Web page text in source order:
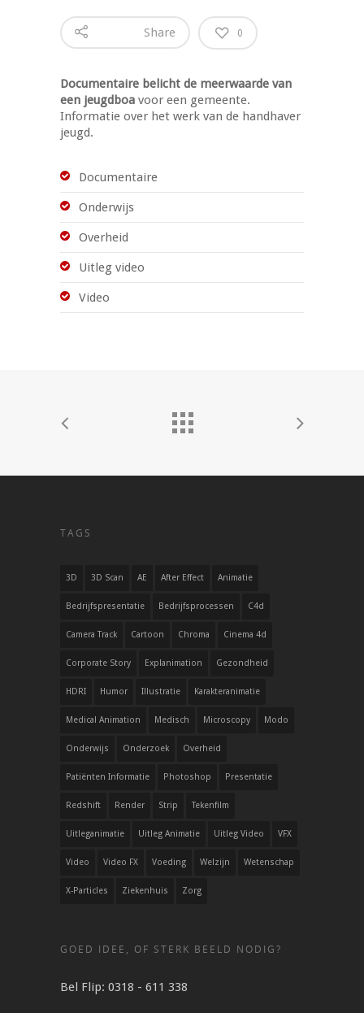
Share 0
Documentaire belicht de meerwaarde van
een jeugdboa voor een gemeente.
Informatie over het werk van de handhaver
jeugd.
Documentaire
Onderwijs
Overheid
Uitleg video
Video
TAGS
3D 3D Scan AE After Effect Animatie
Bedrijfspresentatie Bedrijfsprocessen C4d
Camera Track Cartoon Chroma Cinema 4d
Corporate Story Explanimation Gezondheid
HDRI Humor Illustratie Karakteranimatie
Medical Animation Medisch Microscopy Modo
Onderwijs Onderzoek Overheid
Patiënten Informatie Photoshop Presentatie
Redshift Render Strip Tekenfilm
Uitleganimatie Uitleg Animatie Uitleg Video VFX
Video Video FX Voeding Welzijn Wetenschap
X-Particles Ziekenhuis Zorg
GOED IDEE, OF STERK BEELD NODIG?
Bel Flip: 0318 - 611 338